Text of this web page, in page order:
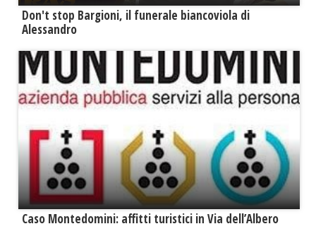
Don't stop Bargioni, il funerale biancoviola di
Alessandro
Caso Montedomini: affitti turistici in Via dell’Albero